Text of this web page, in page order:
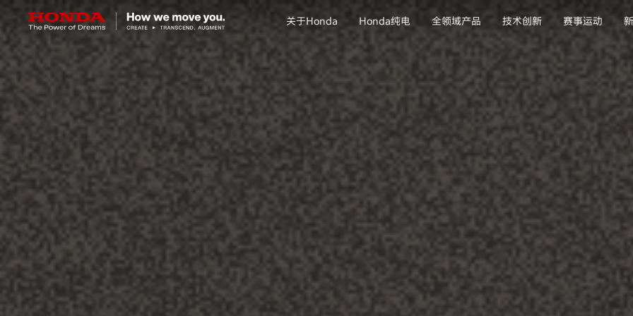
关于Honda Honda纯电 全领域产品 技术创新 赛事运动
关于Honda
全领域产品
技术创新
赛事运动
新闻资讯